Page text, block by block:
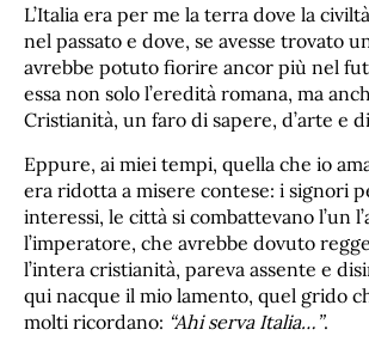
L’Italia era per me la terra dove la
nel passato e dove, se avesse trovato
avrebbe potuto fiorire ancor più nel
essa non solo l’eredità romana, ma
Cristianità, un faro di sapere, d’arte e
Eppure, ai miei tempi, quella che io
era ridotta a misere contese: i signori
interessi, le città si combattevano l’un
l’imperatore, che avrebbe dovuto
l’intera cristianità, pareva assente e
qui nacque il mio lamento, quel grido
molti ricordano: “Ahi serva Italia…”.